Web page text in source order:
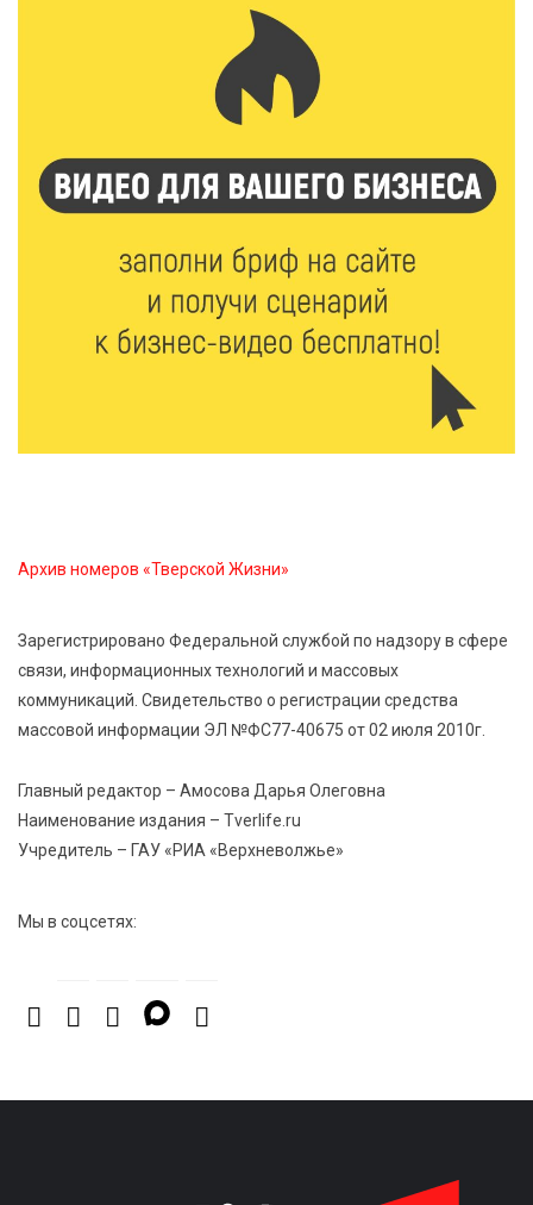
В Твери прошла акция «Светлячок»: как сделать
ребенка видимым для водителей в любую погоду
325
перевозки детей в машине
Триумф на воде: Тверская область взяла 13 медалей
и командный зачёт первенства России по гребле
Большие деньги для большой модернизации
тверских заводов
«Дух больших побед»: глава спорткомитета оценил
состояние СШОР по гребле в Твери
Архив номеров «Тверской Жизни»
Зарегистрировано Федеральной службой по надзору в сфере
связи, информационных технологий и массовых
коммуникаций. Свидетельство о регистрации средства
массовой информации ЭЛ №ФС77-40675 от 02 июля 2010г.
Главный редактор – Амосова Дарья Олеговна
Наименование издания – Tverlife.ru
Учредитель – ГАУ «РИА «Верхневолжье»
Мы в соцсетях: